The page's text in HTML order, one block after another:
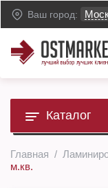
Ваш город:
Каталог
Главная
м.кв.